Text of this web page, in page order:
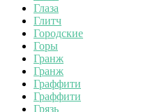
Глаза
Глитч
Городские
Горы
Гранж
Гранж
Граффити
Граффити
Грязь